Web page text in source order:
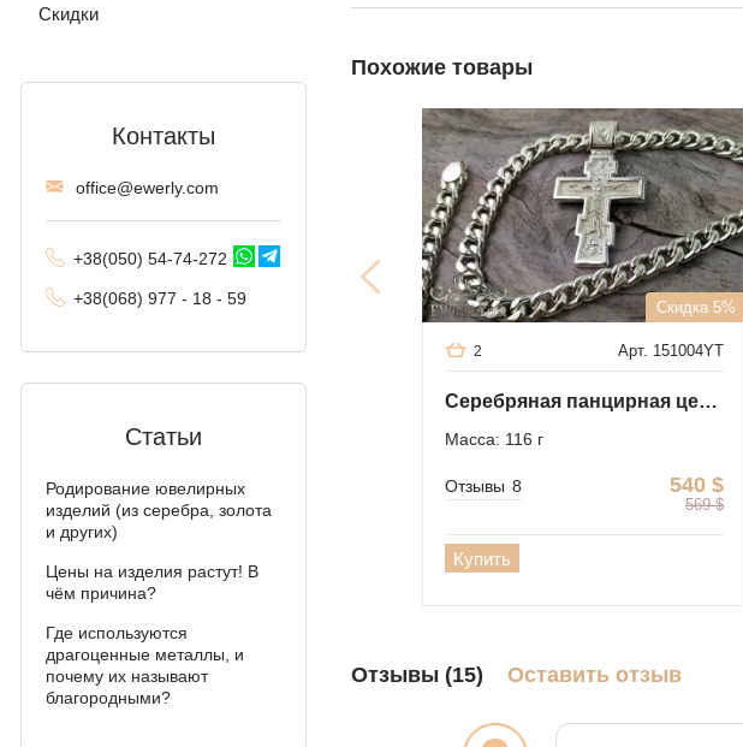
(Валькирия, Малайзия)
якорное
Трактор (двойное
панцирное)
Фантом (Рамзес и
Колос
Мальвина
Арабский бисмарк с
камнями
Фараон (двойное
Арабский бисмарк
Давид
Скидки
Контакты
office@ewerly.com
+38(050) 54-74-272
+38(068) 977 - 18 - 59
Статьи
Родирование ювелирных
изделий (из серебра, золота
и других)
Цены на изделия растут! В
чём причина?
Где используются
драгоценные металлы, и
почему их называют
благородными?
Похожие товары
Скидка 5%
Арт. 151004YT
2
Серебряная панцирная цепь с крестом
Масса: 116 г
540 $
569 $
Отзывы 8
Купить
Отзывы (15) Оставить отзыв